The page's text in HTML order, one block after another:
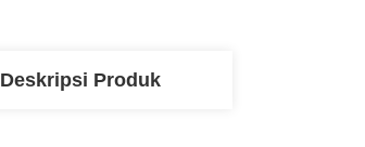
Deskripsi Produk